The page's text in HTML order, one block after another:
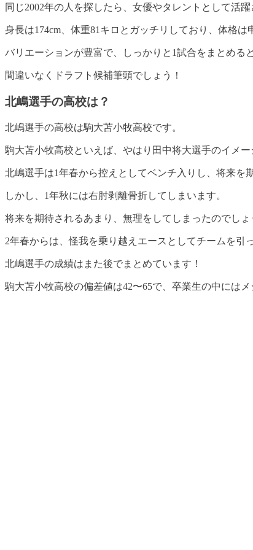
同じ2002年の人を探したら、女優やタレントとして活
身長は174cm、体重81キロとガッチリしており、体格は
バリエーションが豊富で、しっかりと1試合をまとめる
間違いなくドラフト候補筆頭でしょう！
北嶋選手の高校は？
北嶋選手の高校は駒大苫小牧高校です。
駒大苫小牧高校といえば、やはり田中将大選手のイメー
北嶋選手は1年春から控えとしてベンチ入りし、将来を
しかし、1年秋には右肘剥離骨折してしまいます。
将来を期待されるあまり、無理をしてしまったのでしょ
2年春からは、怪我を乗り越えエースとしてチームを引
北嶋選手の成績はまた後でまとめています！
駒大苫小牧高校の偏差値は42〜65で、卒業生の中には